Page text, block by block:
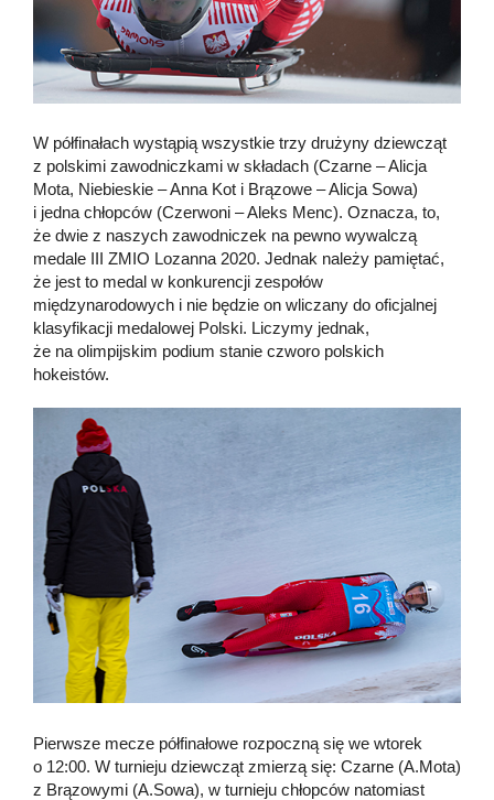
W półfinałach wystąpią wszystkie trzy drużyny dziewcząt
z polskimi zawodniczkami w składach (Czarne – Alicja
Mota, Niebieskie – Anna Kot i Brązowe – Alicja Sowa)
i jedna chłopców (Czerwoni – Aleks Menc). Oznacza, to,
że dwie z naszych zawodniczek na pewno wywalczą
medale III ZMIO Lozanna 2020. Jednak należy pamiętać,
że jest to medal w konkurencji zespołów
międzynarodowych i nie będzie on wliczany do oficjalnej
klasyfikacji medalowej Polski. Liczymy jednak,
że na olimpijskim podium stanie czworo polskich
hokeistów.
Pierwsze mecze półfinałowe rozpoczną się we wtorek
o 12:00. W turnieju dziewcząt zmierzą się: Czarne (A.Mota)
z Brązowymi (A.Sowa), w turnieju chłopców natomiast